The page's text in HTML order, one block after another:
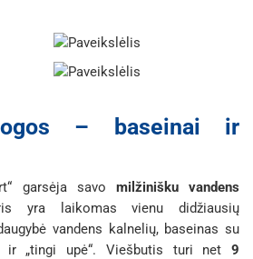
– baseinai ir
garsėja savo milžinišku vandens
yra laikomas vienu didžiausių
vandens kalnelių, baseinas su
ir „tingi upė“. Viešbutis turi net 9